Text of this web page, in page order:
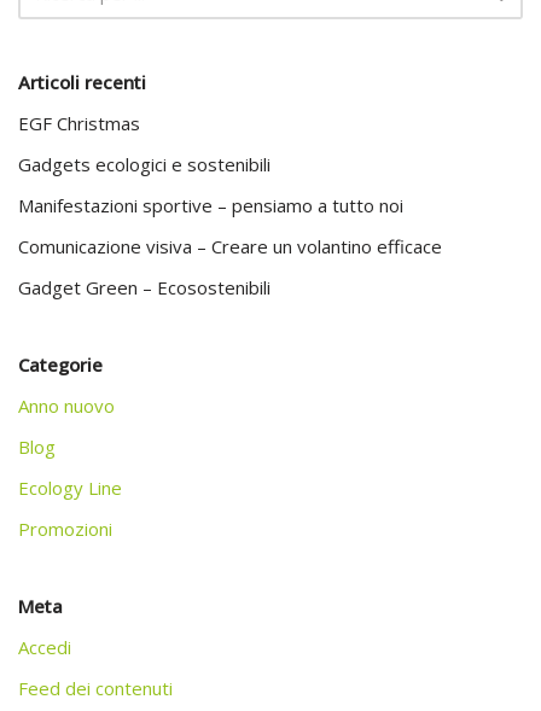
Articoli recenti
EGF Christmas
Gadgets ecologici e sostenibili
Manifestazioni sportive – pensiamo a tutto noi
Comunicazione visiva – Creare un volantino efficace
Gadget Green – Ecosostenibili
Categorie
Anno nuovo
Blog
Ecology Line
Promozioni
Meta
Accedi
Feed dei contenuti